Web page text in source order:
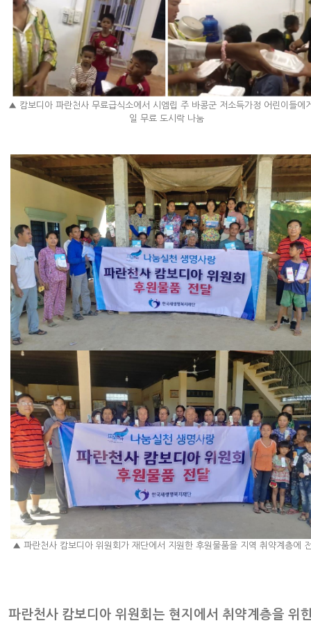
▲ 캄보디아 파란천사 무료급식소에서 시엠립 주 바콩군 저소득가정 어린이들에
일 무료 도시락 나눔
▲ 파란천사 캄보디아 위원회가 재단에서 지원한 후원물품을 지역 취약계층에
파란천사 캄보디아 위원회는 현지에서 취약계층을 위